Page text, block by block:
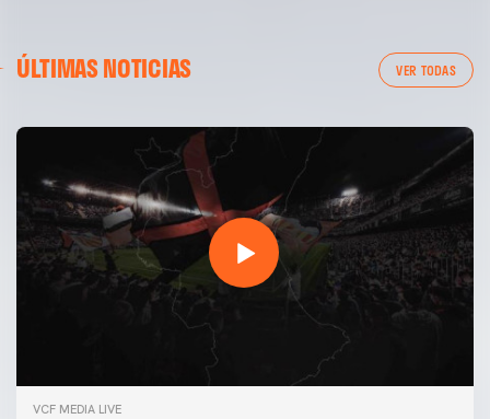
ÚLTIMAS NOTICIAS VER TODAS
VCF MEDIA LIVE